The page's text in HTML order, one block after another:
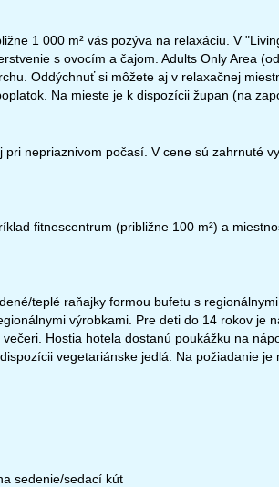
1 000 m² vás pozýva na relaxáciu. V
s ovocím a čajom. Adults Only Area
Oddýchnuť si môžete aj v relaxačnej
Na mieste je k dispozícii župan (na
nepriaznivom počasí. V cene sú zahrnuté
fitnescentrum (približne 100 m²) a
teplé raňajky formou bufetu s
výrobkami. Pre deti do 14 rokov je
Hostia hotela dostanú poukážku na
vegetariánske jedlá. Na požiadanie je
sedenie/sedací kút